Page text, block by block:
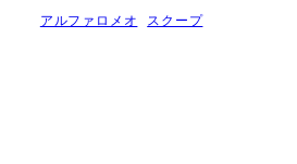
アルファロメオ スクープ